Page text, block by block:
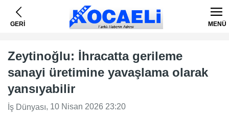
GERİ MENÜ
Zeytinoğlu: İhracatta gerileme
sanayi üretimine yavaşlama olarak
yansıyabilir
İş Dünyası, 10 Nisan 2026 23:20